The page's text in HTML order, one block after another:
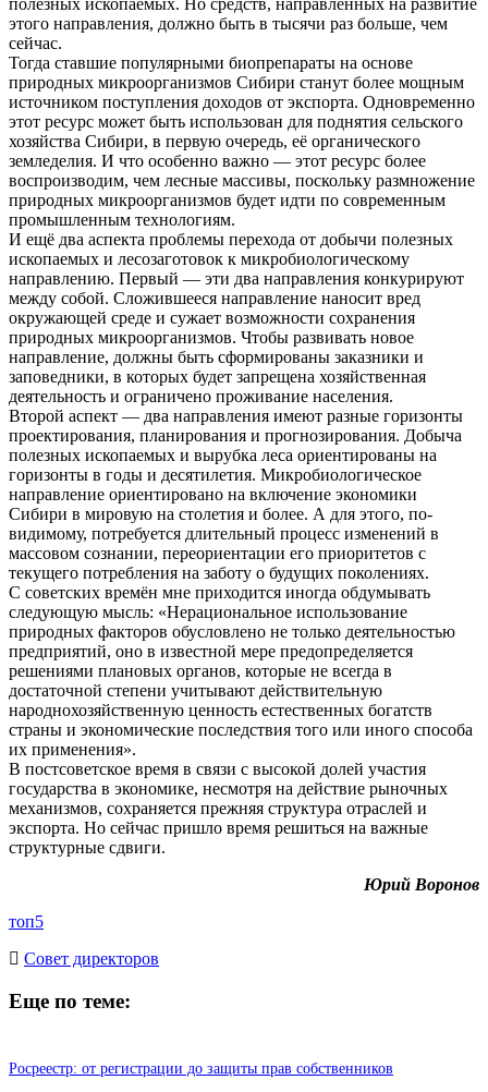
полезных ископаемых. Но средств, направленных на развитие
этого направления, должно быть в тысячи раз больше, чем
сейчас.
Тогда ставшие популярными биопрепараты на основе
природных микроорганизмов Сибири станут более мощным
источником поступления доходов от экспорта. Одновременно
этот ресурс может быть использован для поднятия сельского
хозяйства Сибири, в первую очередь, её органического
земледелия. И что особенно важно — этот ресурс более
воспроизводим, чем лесные массивы, поскольку размножение
природных микроорганизмов будет идти по современным
промышленным технологиям.
И ещё два аспекта проблемы перехода от добычи полезных
ископаемых и лесозаготовок к микробиологическому
направлению. Первый — эти два направления конкурируют
между собой. Сложившееся направление наносит вред
окружающей среде и сужает возможности сохранения
природных микроорганизмов. Чтобы развивать новое
направление, должны быть сформированы заказники и
заповедники, в которых будет запрещена хозяйственная
деятельность и ограничено проживание населения.
Второй аспект — два направления имеют разные горизонты
проектирования, планирования и прогнозирования. Добыча
полезных ископаемых и вырубка леса ориентированы на
горизонты в годы и десятилетия. Микробиологическое
направление ориентировано на включение экономики
Сибири в мировую на столетия и более. А для этого, по-
видимому, потребуется длительный процесс изменений в
массовом сознании, переориентации его приоритетов с
текущего потребления на заботу о будущих поколениях.
С советских времён мне приходится иногда обдумывать
следующую мысль: «Нерациональное использование
природных факторов обусловлено не только деятельностью
предприятий, оно в известной мере предопределяется
решениями плановых органов, которые не всегда в
достаточной степени учитывают действительную
народнохозяйственную ценность естественных богатств
страны и экономические последствия того или иного способа
их применения».
В постсоветское время в связи с высокой долей участия
государства в экономике, несмотря на действие рыночных
механизмов, сохраняется прежняя структура отраслей и
экспорта. Но сейчас пришло время решиться на важные
структурные сдвиги.
Юрий Воронов
топ5
Cовет директоров
Еще по теме:
Росреестр: от регистрации до защиты прав собственников